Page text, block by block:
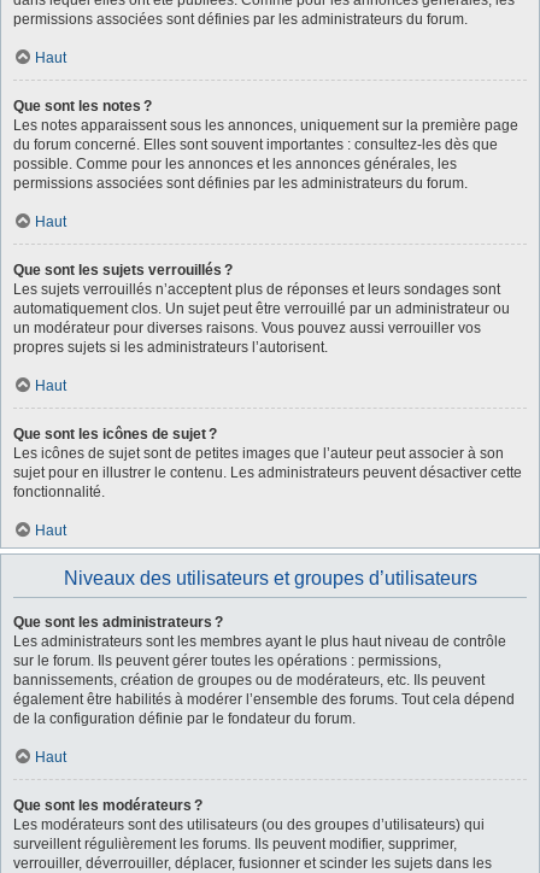
permissions associées sont définies par les administrateurs du forum.
Haut
Que sont les notes ?
Les notes apparaissent sous les annonces, uniquement sur la première page
du forum concerné. Elles sont souvent importantes : consultez-les dès que
possible. Comme pour les annonces et les annonces générales, les
permissions associées sont définies par les administrateurs du forum.
Haut
Que sont les sujets verrouillés ?
Les sujets verrouillés n’acceptent plus de réponses et leurs sondages sont
automatiquement clos. Un sujet peut être verrouillé par un administrateur ou
un modérateur pour diverses raisons. Vous pouvez aussi verrouiller vos
propres sujets si les administrateurs l’autorisent.
Haut
Que sont les icônes de sujet ?
Les icônes de sujet sont de petites images que l’auteur peut associer à son
sujet pour en illustrer le contenu. Les administrateurs peuvent désactiver cette
fonctionnalité.
Haut
Niveaux des utilisateurs et groupes d’utilisateurs
Que sont les administrateurs ?
Les administrateurs sont les membres ayant le plus haut niveau de contrôle
sur le forum. Ils peuvent gérer toutes les opérations : permissions,
bannissements, création de groupes ou de modérateurs, etc. Ils peuvent
également être habilités à modérer l’ensemble des forums. Tout cela dépend
de la configuration définie par le fondateur du forum.
Haut
Que sont les modérateurs ?
Les modérateurs sont des utilisateurs (ou des groupes d’utilisateurs) qui
surveillent régulièrement les forums. Ils peuvent modifier, supprimer,
verrouiller, déverrouiller, déplacer, fusionner et scinder les sujets dans les